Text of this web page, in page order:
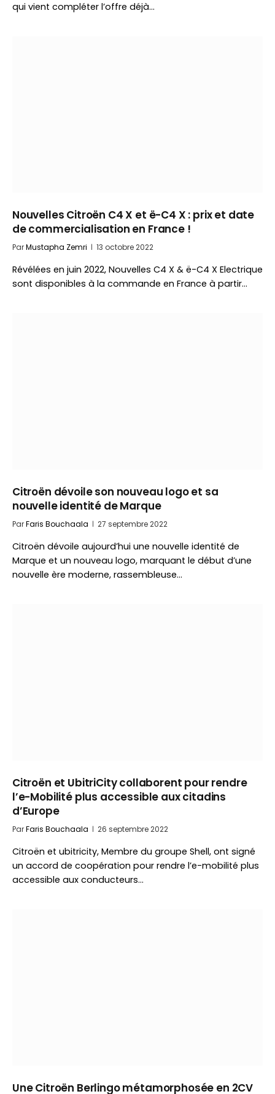
qui vient compléter l’offre déjà…
Nouvelles Citroën C4 X et ë-C4 X : prix et date
de commercialisation en France !
ParMustapha Zemri 13 octobre 2022
Révélées en juin 2022, Nouvelles C4 X & ë-C4 X Electrique
sont disponibles à la commande en France à partir…
Citroën dévoile son nouveau logo et sa
nouvelle identité de Marque
ParFaris Bouchaala 27 septembre 2022
Citroën dévoile aujourd’hui une nouvelle identité de
Marque et un nouveau logo, marquant le début d’une
nouvelle ère moderne, rassembleuse…
Citroën et UbitriCity collaborent pour rendre
l’e-Mobilité plus accessible aux citadins
d’Europe
ParFaris Bouchaala 26 septembre 2022
Citroën et ubitricity, Membre du groupe Shell, ont signé
un accord de coopération pour rendre l’e-mobilité plus
accessible aux conducteurs…
Une Citroën Berlingo métamorphosée en 2CV